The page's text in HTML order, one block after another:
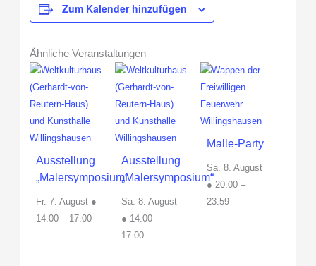
Zum Kalender hinzufügen
Ähnliche Veranstaltungen
Ausstellung
„Malersymposium“
Fr. 7. August ●
14:00– 17:00
Ausstellung
„Malersymposium“
Sa. 8. August
● 14:00–
17:00
Malle-Party
Sa. 8. August
● 20:00 –
23:59